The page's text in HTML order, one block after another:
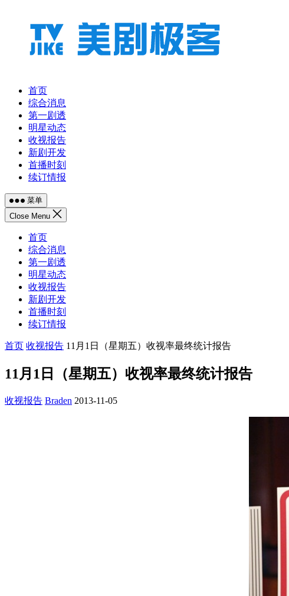
首页
综合消息
第一剧透
明星动态
收视报告
新剧开发
首播时刻
续订情报
菜单
Close Menu
首页
综合消息
第一剧透
明星动态
收视报告
新剧开发
首播时刻
续订情报
首页 收视报告 11月1日（星期五）收视率最终统计报告
11月1日（星期五）收视率最终统计报告
收视报告 Braden 2013-11-05